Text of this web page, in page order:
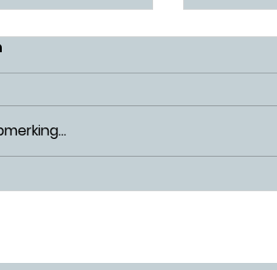
centraal op